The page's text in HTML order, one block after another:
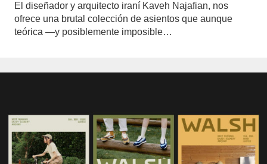
El diseñador y arquitecto iraní Kaveh Najafian, nos
ofrece una brutal colección de asientos que aunque
teórica —y posiblemente imposible…